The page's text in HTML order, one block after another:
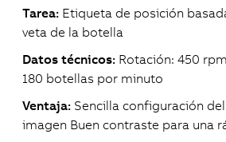
Tarea: Etiqueta de posición
veta de la botella
Datos técnicos: Rotación: 450
180 botellas por minuto
Ventaja: Sencilla configuración
imagen Buen contraste para una